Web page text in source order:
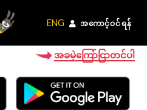
ENG အကောင့်ဝင်ရန်
ENG အကောင့်ဝင်ရန်
အခမဲ့ကြော်ငြာတင်ပါ